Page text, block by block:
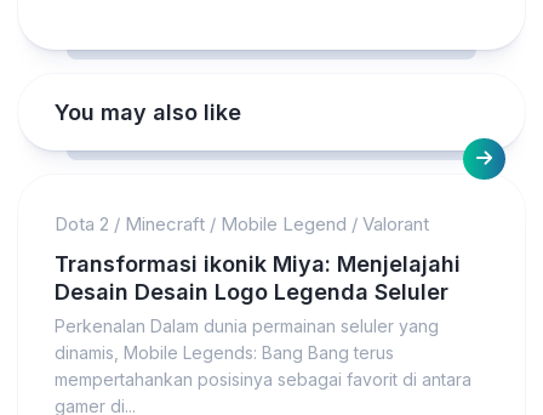
You may also like
Dota 2 / Minecraft / Mobile Legend / Valorant
Transformasi ikonik Miya: Menjelajahi
Desain Desain Logo Legenda Seluler
Perkenalan Dalam dunia permainan seluler yang
dinamis, Mobile Legends: Bang Bang terus
mempertahankan posisinya sebagai favorit di antara
gamer di...